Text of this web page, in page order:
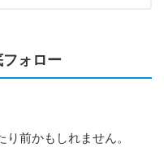
ォロー
前かもしれません。